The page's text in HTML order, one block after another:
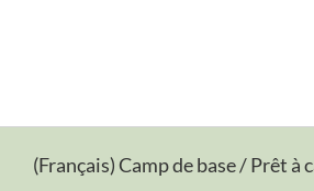
(Français) Camp de base / Prêt à